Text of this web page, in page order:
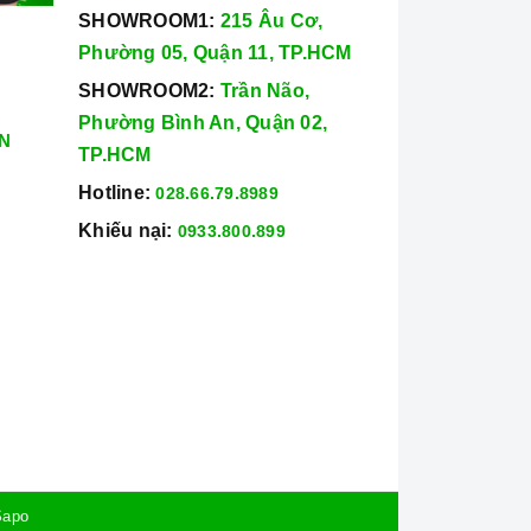
SHOWROOM1: 215 Âu Cơ,
Phường 05, Quận 11, TP.HCM
SHOWROOM2: Trần Não,
Phường Bình An, Quận 02,
TP.HCM
Hotline: 028.66.79.8989
Khiếu nại: 0933.800.899